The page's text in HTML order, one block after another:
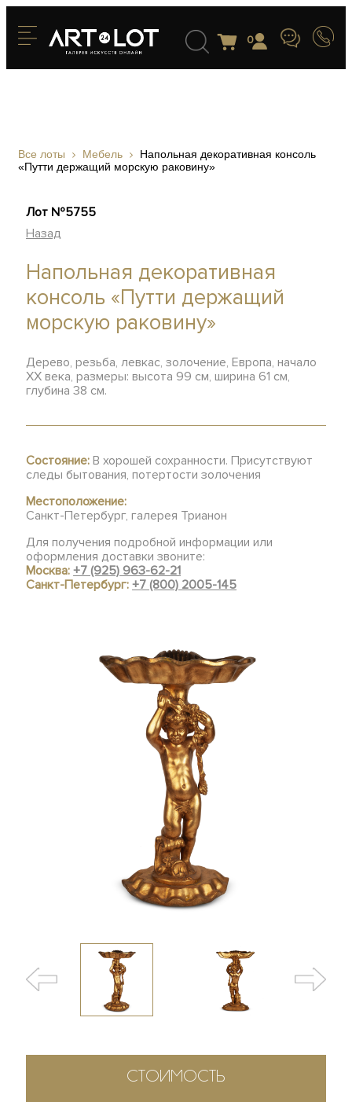
0
Все лоты Мебель
Напольная декоративная консоль
«Путти держащий морскую раковину»
Лот №5755
Назад
Напольная декоративная
консоль «Путти держащий
морскую раковину»
Дерево, резьба, левкас, золочение, Европа, начало
ХХ века, размеры: высота 99 см, ширина 61 см,
глубина 38 см.
Состояние: В хорошей сохранности. Присутствуют
следы бытования, потертости золочения
Местоположение:
Санкт-Петербург, галерея Трианон
Для получения подробной информации или
оформления доставки звоните:
Москва:+7 (925) 963-62-21
Санкт-Петербург:+7 (800) 2005-145
СТОИМОСТЬ